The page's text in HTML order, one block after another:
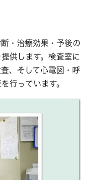
・治療効果・予後の
供します。検査室に
、そして心電図・呼
行っています。